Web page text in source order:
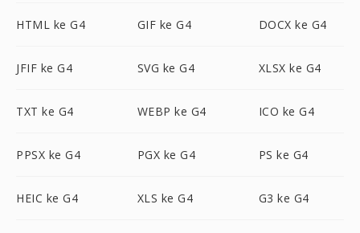
HTML ke G4 GIF ke G4 DOCX ke G4
JFIF ke G4 SVG ke G4 XLSX ke G4
TXT ke G4 WEBP ke G4 ICO ke G4
PPSX ke G4 PGX ke G4 PS ke G4
HEIC ke G4 XLS ke G4 G3 ke G4